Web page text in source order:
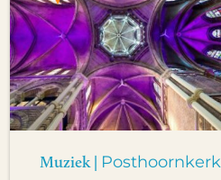
Muziek | Posthoornkerk